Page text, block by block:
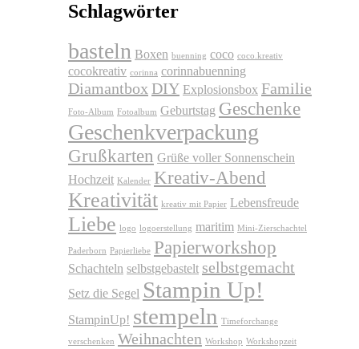
Schlagwörter
basteln Boxen buenning coco coco.kreativ
cocokreativ corinna corinnabuenning
Diamantbox DIY Explosionsbox Familie
Foto-Album Fotoalbum Geburtstag Geschenke
Geschenkverpackung
Grußkarten Grüße voller Sonnenschein
Hochzeit Kalender Kreativ-Abend
Kreativität kreativ mit Papier Lebensfreude
Liebe logo logoerstellung maritim Mini-Zierschachtel
Paderborn Papierliebe Papierworkshop
Schachteln selbstgebastelt selbstgemacht
Setz die Segel Stampin Up!
StampinUp! stempeln Timeforchange
verschenken Weihnachten Workshop Workshopzeit